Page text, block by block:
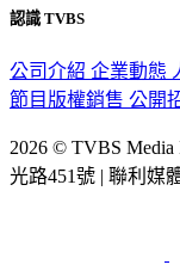
認識 TVBS
公司介紹 企業動態
節目版權銷售 公開
2026 © TVBS Media
光路451號 | 聯利媒